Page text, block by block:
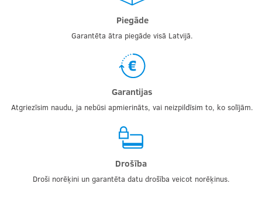
Piegāde
Garantēta ātra piegāde visā Latvijā.
Garantijas
Atgriezīsim naudu, ja nebūsi apmierināts, vai neizpildīsim to, ko solījām.
Drošība
Droši norēķini un garantēta datu drošība veicot norēķinus.